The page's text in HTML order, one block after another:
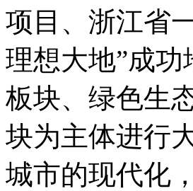
项目、浙江省
理想大地”成
板块、绿色生
块为主体进行
城市的现代化